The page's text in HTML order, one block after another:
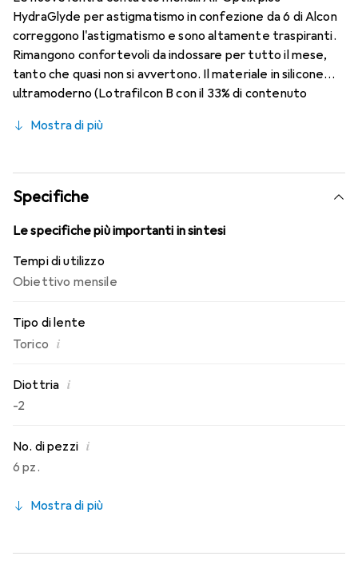
HydraGlyde per astigmatismo in confezione da 6 di Alcon
correggono l'astigmatismo e sono altamente traspiranti.
Rimangono confortevoli da indossare per tutto il mese,
tanto che quasi non si avvertono. Il materiale in silicone
ultramoderno (Lotrafilcon B con il 33% di contenuto
Moisture Matrix e la nota tecnologia SmartShield,
conosci. Indossare le lenti a contatto mensili è comodo e
senza interruzioni per tutto il giorno.
Mostra di più
Specifiche
Le specifiche più importanti in sintesi
Tempi di utilizzo
Obiettivo mensile
Tipo di lente
Torico i
Diottria i
-2
No. di pezzi i
6 pz.
Mostra di più